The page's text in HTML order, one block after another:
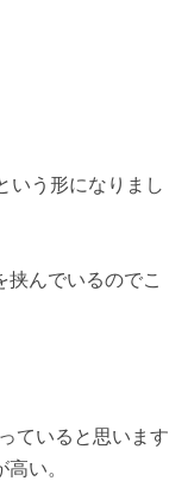
いう形になりまし
んでいるのでこ
ていると思います
い。